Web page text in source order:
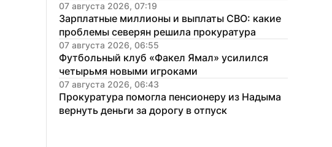
07 августа 2026, 07:19
Зарплатные миллионы и выплаты СВО: какие
проблемы северян решила прокуратура
07 августа 2026, 06:55
Футбольный клуб «Факел Ямал» усилился
четырьмя новыми игроками
07 августа 2026, 06:43
Прокуратура помогла пенсионеру из Надыма
вернуть деньги за дорогу в отпуск